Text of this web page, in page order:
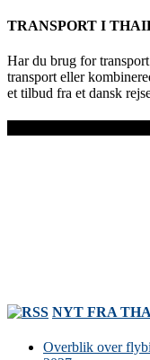
TRANSPORT I
Har du brug for
transport eller
et tilbud fra et dansk
NYT FRA
Overblik over